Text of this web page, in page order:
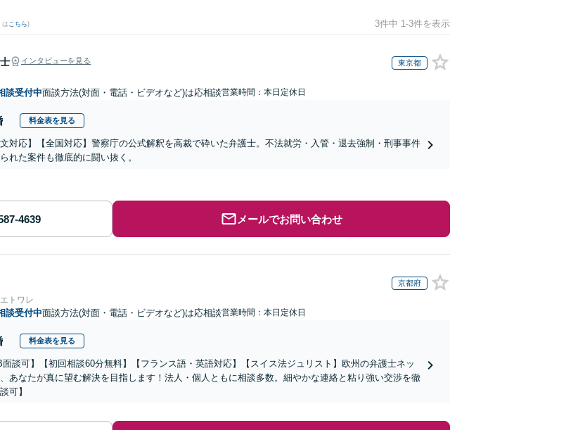
はこちら) 3件中 1-3件を表示
インタビューを見る 東京都
談受付中面談方法(対面・電話・ビデオなど)は応相談営業時間：本日定休日
料金表を見る
文対応】【全国対応】警察庁の公式解釈を高裁で砕いた弁護士。不法就労・入管・退去強制・刑事事件
た案件も徹底的に闘い抜く。
メールでお問い合わせ
京都府
トワレ
談受付中面談方法(対面・電話・ビデオなど)は応相談営業時間：本日定休日
料金表を見る
面談可】【初回相談60分無料】【フランス語・英語対応】【スイス法ジュリスト】欧州の弁護士ネッ
あなたが真に望む解決を目指します！法人・個人ともに相談多数。細やかな連絡と粘り強い交渉を徹
可】